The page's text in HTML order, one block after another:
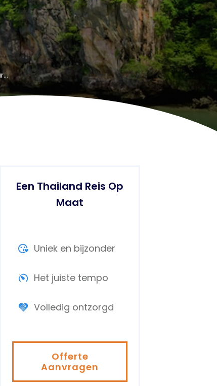
James Bond Eiland – De moeite waard of niet?
Een Thailand Reis Op
Maat
Uniek en bijzonder
Het juiste tempo
Volledig ontzorgd
Offerte
Aanvragen